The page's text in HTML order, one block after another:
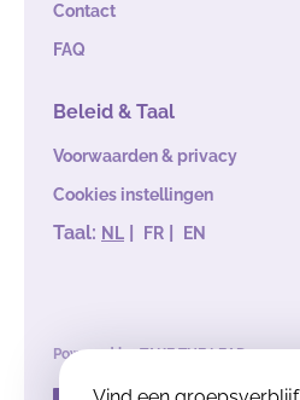
Contact
FAQ
Beleid & Taal
Voorwaarden & privacy
Cookies instellingen
Taal: NL | FR | EN
Powered byTAKE THE LEAD